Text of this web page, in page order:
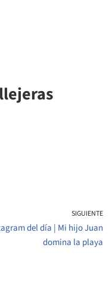
SIGUIENTE
del día | Mi hijo Juan
domina la playa